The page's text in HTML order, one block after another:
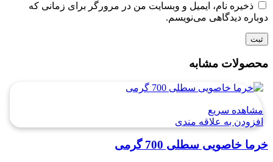
ذخیره نام، ایمیل و وبسایت من در مرورگر برای زمانی که
دوباره دیدگاهی می‌نویسم.
محصولات مشابه
مشاهده سریع
افزودن به علاقه مندی
خرما خاصویی سطلی 700 گرمی